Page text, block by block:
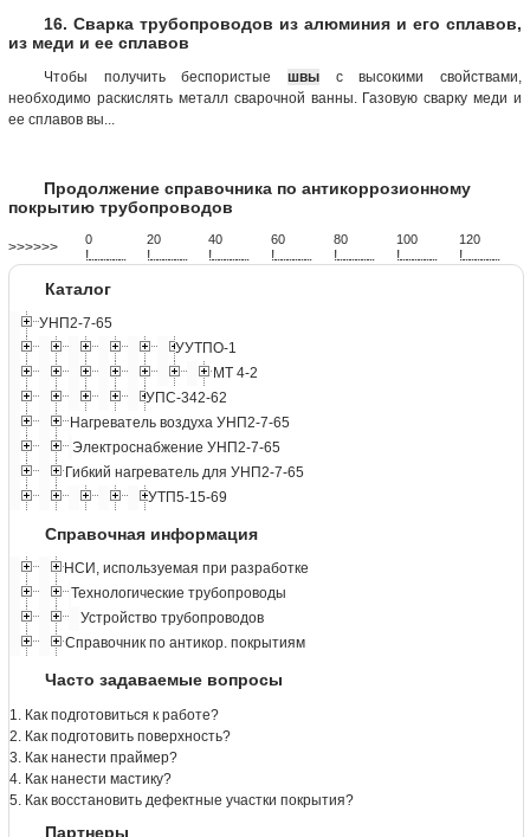
16. Сварка трубопроводов из алюминия и его сплавов,
из меди и ее сплавов
Чтобы получить беспористые швы с высокими свойствами,
необходимо раскислять металл сварочной ванны. Газовую сварку меди и
ее сплавов вы...
Продолжение справочника по антикоррозионному
покрытию трубопроводов
>>>>>> 0
!...................
20
!...................
40
!...................
60
!...................
80
!...................
100
!...................
120
!...................
Каталог
УНП2-7-65
УУТПО-1
МТ 4-2
УПС-342-62
Нагреватель воздуха УНП2-7-65
Электроснабжение УНП2-7-65
Гибкий нагреватель для УНП2-7-65
УТП5-15-69
Справочная информация
НСИ, используемая при разработке
Технологические трубопроводы
Устройство трубопроводов
Справочник по антикор. покрытиям
Часто задаваемые вопросы
1. Как подготовиться к работе?
2. Как подготовить поверхность?
3. Как нанести праймер?
4. Как нанести мастику?
5. Как восстановить дефектные участки покрытия?
Партнеры